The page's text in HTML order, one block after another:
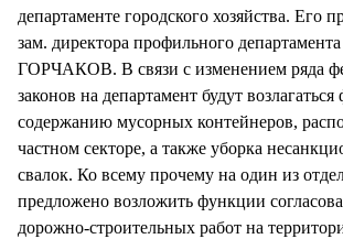
департаменте городского хозяйства. Его
зам. директора профильного
ГОРЧАКОВ. В связи с изменением ряда
законов на департамент будут
содержанию мусорных контейнеров,
частном секторе, а также уборка
свалок. Ко всему прочему на один из
предложено возложить функции
дорожно-строительных работ на